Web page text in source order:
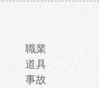
職業
道具
事故